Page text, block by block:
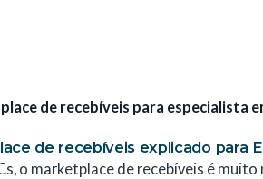
de recebíveis para especialista
de recebíveis explicado para
o marketplace de recebíveis é